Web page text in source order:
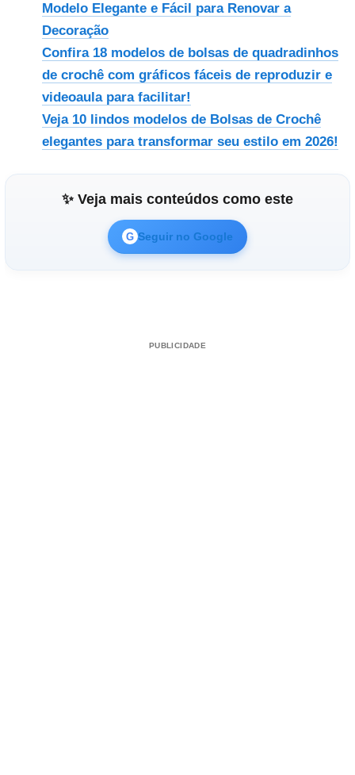
Modelo Elegante e Fácil para Renovar a
Decoração
Confira 18 modelos de bolsas de quadradinhos
de crochê com gráficos fáceis de reproduzir e
videoaula para facilitar!
Veja 10 lindos modelos de Bolsas de Crochê
elegantes para transformar seu estilo em 2026!
✨ Veja mais conteúdos como este
G Seguir no Google
PUBLICIDADE